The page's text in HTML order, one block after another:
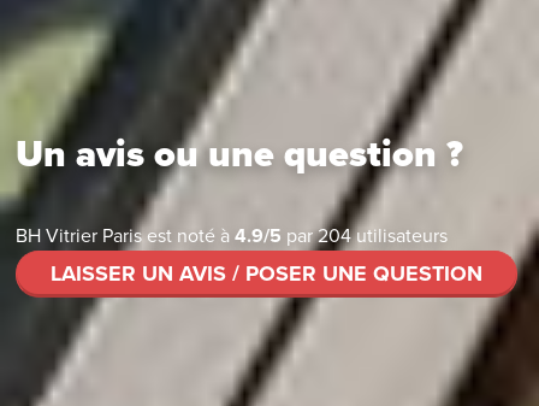
Un avis ou une question ?
BH Vitrier Parisest noté à4.9/5 par204utilisateurs
LAISSER UN AVIS / POSER UNE QUESTION